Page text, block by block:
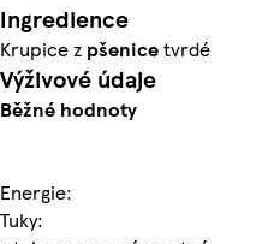
Ingredience
Krupice z pšenicetvrdé
Výživové údaje
Běžné hodnoty
Energie:
Tuky: